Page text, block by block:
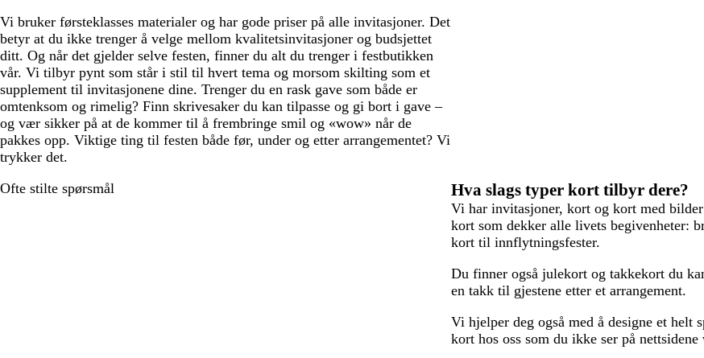
Vi bruker førsteklasses materialer og har gode priser på alle invitasjoner. Det
betyr at du ikke trenger å velge mellom kvalitetsinvitasjoner og budsjettet
ditt. Og når det gjelder selve festen, finner du alt du trenger i festbutikken
vår. Vi tilbyr pynt som står i stil til hvert tema og morsom skilting som et
supplement til invitasjonene dine. Trenger du en rask gave som både er
omtenksom og rimelig? Finn skrivesaker du kan tilpasse og gi bort i gave –
og vær sikker på at de kommer til å frembringe smil og «wow» når de
pakkes opp. Viktige ting til festen både før, under og etter arrangementet? Vi
trykker det.
Ofte stilte spørsmål
Hva slags typer kort tilbyr dere?
Vi har invitasjoner, kort og kort med
kort som dekker alle livets begivenheter:
kort til innflytningsfester.
Du finner også julekort og takkekort du
en takk til gjestene etter et arrangement.
Vi hjelper deg også med å designe et helt
kort hos oss som du ikke ser på nettsidene